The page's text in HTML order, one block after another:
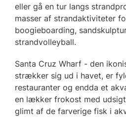
eller gå en tur langs
masser af strandaktiviteter
boogieboarding,
strandvolleyball.
Santa Cruz Wharf - den
strækker sig ud i havet, er
restauranter og endda et
en lækker frokost med
glimt af de farverige fisk i